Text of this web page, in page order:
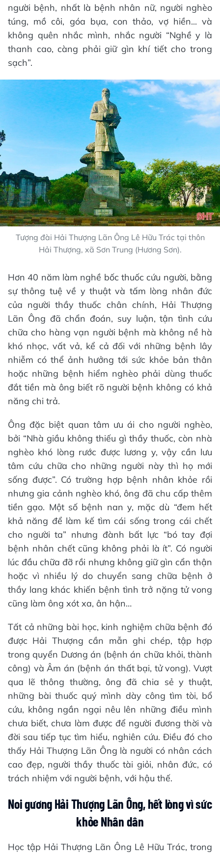
người bệnh, nhất là bệnh nhân nữ, người nghèo
túng, mồ côi, góa bụa, con thảo, vợ hiền... và
không quên nhắc mình, nhắc người “Nghề y là
thanh cao, càng phải giữ gìn khí tiết cho trong
sạch”.
Tượng đài Hải Thượng Lãn Ông Lê Hữu Trác tại thôn
Hải Thượng, xã Sơn Trung (Hương Sơn).
Hơn 40 năm làm nghề bốc thuốc cứu người, bằng
sự thông tuệ về y thuật và tấm lòng nhân đức
của người thầy thuốc chân chính, Hải Thượng
Lãn Ông đã chẩn đoán, suy luận, tận tình cứu
chữa cho hàng vạn người bệnh mà không nề hà
khó nhọc, vất vả, kể cả đối với những bệnh lây
nhiễm có thể ảnh hưởng tới sức khỏe bản thân
hoặc những bệnh hiểm nghèo phải dùng thuốc
đắt tiền mà ông biết rõ người bệnh không có khả
năng chi trả.
Ông đặc biệt quan tâm ưu ái cho người nghèo,
bởi “Nhà giầu không thiếu gì thầy thuốc, còn nhà
nghèo khó lòng rước được lương y, vậy cần lưu
tâm cứu chữa cho những người này thì họ mới
sống được”. Có trường hợp bệnh nhân khỏe rồi
nhưng gia cảnh nghèo khó, ông đã chu cấp thêm
tiền gạo. Một số bệnh nan y, mặc dù “đem hết
khả năng để làm kế tìm cái sống trong cái chết
cho người ta” nhưng đành bất lực “bó tay đợi
bệnh nhân chết cũng không phải là ít”. Có người
lúc đầu chữa đỡ rồi nhưng không giữ gìn cẩn thận
hoặc vì nhiều lý do chuyển sang chữa bệnh ở
thầy lang khác khiến bệnh tình trở nặng tử vong
cũng làm ông xót xa, ân hận…
Tất cả những bài học, kinh nghiệm chữa bệnh đó
được Hải Thượng cần mẫn ghi chép, tập hợp
trong quyển Dương án (bệnh án chữa khỏi, thành
công) và Âm án (bệnh án thất bại, tử vong). Vượt
qua lẽ thông thường, ông đã chia sẻ y thuật,
những bài thuốc quý mình dày công tìm tòi, bổ
cứu, không ngần ngại nêu lên những điều mình
chưa biết, chưa làm được để người đương thời và
đời sau tiếp tục tìm hiểu, nghiên cứu. Điều đó cho
thấy Hải Thượng Lãn Ông là người có nhân cách
cao đẹp, người thầy thuốc tài giỏi, nhân đức, có
trách nhiệm với người bệnh, với hậu thế.
Noi gương Hải Thượng Lãn Ông, hết lòng vì sức
khỏe Nhân dân
Học tập Hải Thượng Lãn Ông Lê Hữu Trác, trong